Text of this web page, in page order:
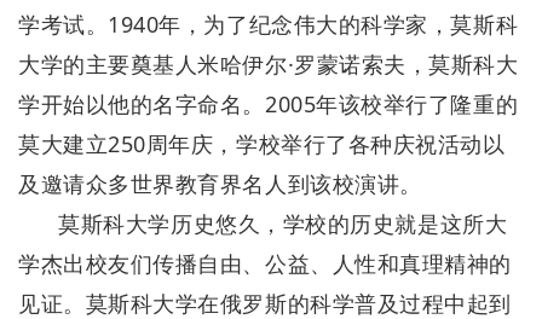
学考试。1940年，为了纪念伟大的科学家，莫斯科
大学的主要奠基人米哈伊尔·罗蒙诺索夫，莫斯科大
学开始以他的名字命名。2005年该校举行了隆重的
莫大建立250周年庆，学校举行了各种庆祝活动以
及邀请众多世界教育界名人到该校演讲。
莫斯科大学历史悠久，学校的历史就是这所大
学杰出校友们传播自由、公益、人性和真理精神的
见证。莫斯科大学在俄罗斯的科学普及过程中起到